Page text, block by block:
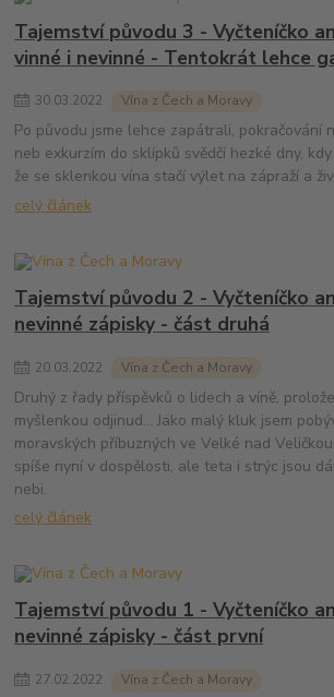
Tajemství původu 3 - Vyčteníčko
vinné i nevinné - Tentokrát lehce
30.03.2022 Vína z Čech a Moravy
Po původu jsme lehce zapátrali, pokračování
neb exkurzím do sklípků svědčí hezké dny,
že se sklenkou vína stačí výlet na zápraží a
celý článek
Tajemství původu 2 - Vyčteníčko
nevinné zápisky - část druhá
20.03.2022 Vína z Čech a Moravy
Druhý z řady příspěvků o lidech a víně,
myšlenkou odjinud... Jako malý kluk jsem
moravských příbuzných ve Velké nad
spíše nyní v dospělosti, ale teta i strýc jsou
nebi.
celý článek
Tajemství původu 1 - Vyčteníčko
nevinné zápisky - část první
27.02.2022 Vína z Čech a Moravy